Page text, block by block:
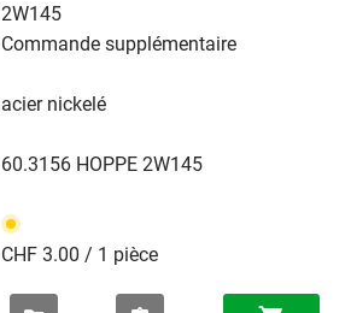
2W145
Commande supplémentaire
acier nickelé
60.3156 HOPPE 2W145
CHF 3.00 / 1 pièce